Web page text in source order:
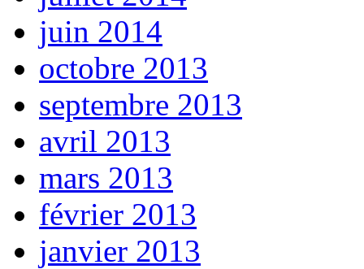
juin 2014
octobre 2013
septembre 2013
avril 2013
mars 2013
février 2013
janvier 2013